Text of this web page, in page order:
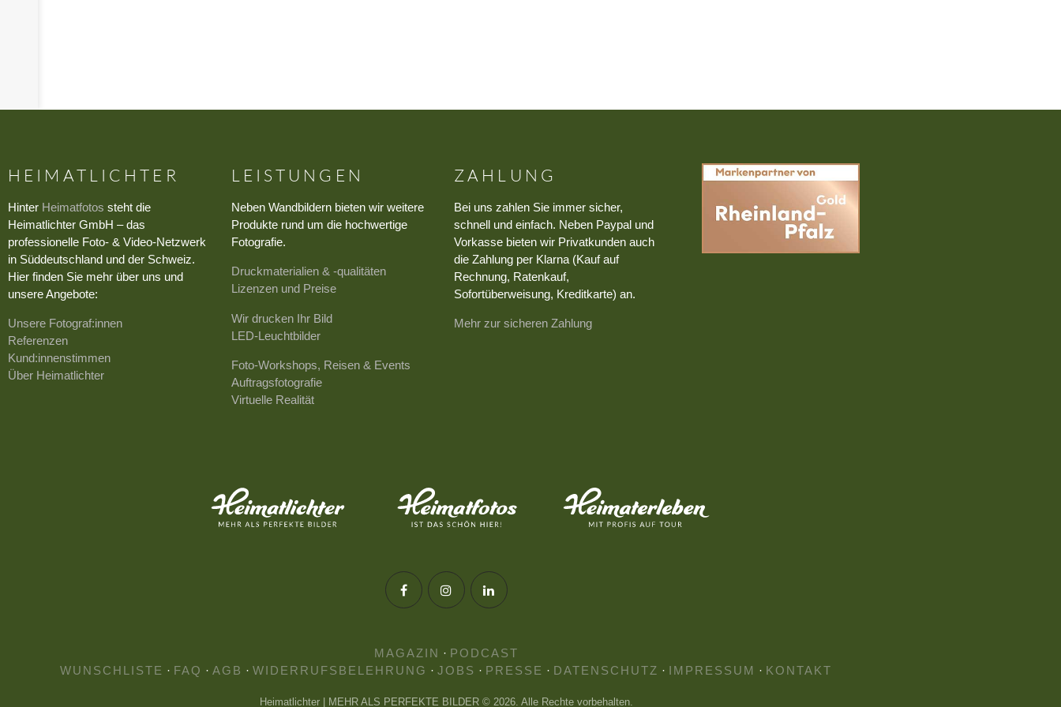
HEIMATLICHTER
Hinter Heimatfotos steht die
Heimatlichter GmbH – das
professionelle Foto- & Video-Netzwerk
in Süddeutschland und der Schweiz.
Hier finden Sie mehr über uns und
unsere Angebote:
Unsere Fotograf:innen
Referenzen
Kund:innenstimmen
Über Heimatlichter
LEISTUNGEN
Neben Wandbildern bieten wir weitere
Produkte rund um die hochwertige
Fotografie.
Druckmaterialien & -qualitäten
Lizenzen und Preise
Wir drucken Ihr Bild
LED-Leuchtbilder
Foto-Workshops, Reisen & Events
Auftragsfotografie
Virtuelle Realität
ZAHLUNG
Bei uns zahlen Sie immer sicher,
schnell und einfach. Neben Paypal und
Vorkasse bieten wir Privatkunden auch
die Zahlung per Klarna (Kauf auf
Rechnung, Ratenkauf,
Sofortüberweisung, Kreditkarte) an.
Mehr zur sicheren Zahlung
MAGAZIN · PODCAST
WUNSCHLISTE · FAQ · AGB · WIDERRUFSBELEHRUNG · JOBS · PRESSE · DATENSCHUTZ · IMPRESSUM · KONTAKT
Heimatlichter | MEHR ALS PERFEKTE BILDER © 2026. Alle Rechte vorbehalten.